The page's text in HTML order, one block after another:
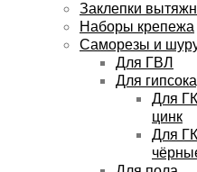
Заклепки
Наборы крепежа
Саморезы и
Для ГВЛ
Для
Для
цинк
Для